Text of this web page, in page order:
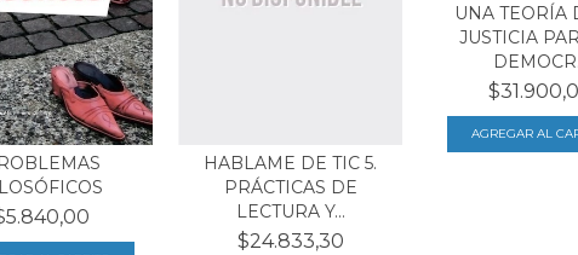
HABLAME DE TIC 5.
PRÁCTICAS DE
LECTURA Y...
$24.833,30
UNA TEORÍA
JUSTICIA